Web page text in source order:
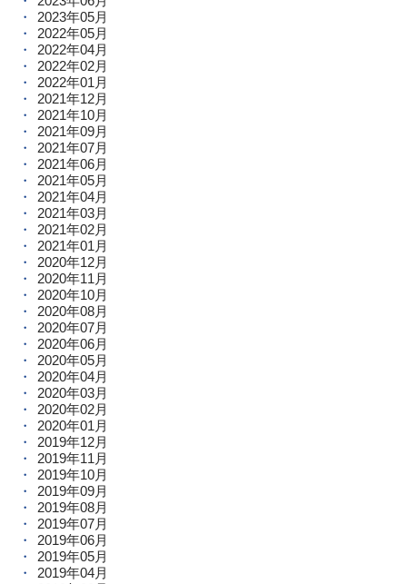
2023年05月
2022年05月
2022年04月
2022年02月
2022年01月
2021年12月
2021年10月
2021年09月
2021年07月
2021年06月
2021年05月
2021年04月
2021年03月
2021年02月
2021年01月
2020年12月
2020年11月
2020年10月
2020年08月
2020年07月
2020年06月
2020年05月
2020年04月
2020年03月
2020年02月
2020年01月
2019年12月
2019年11月
2019年10月
2019年09月
2019年08月
2019年07月
2019年06月
2019年05月
2019年04月